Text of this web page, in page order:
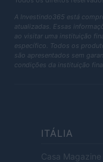
A Investindo365 está
atualizadas. Essas
ao visitar uma instituição
específico. Todos os
são apresentados sem
condições da instituição
ITÁLIA
Casa Magazine